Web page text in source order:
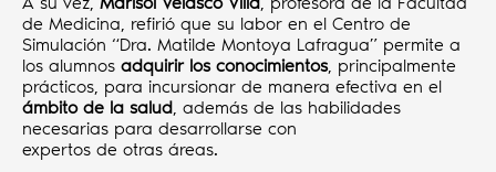
de Medicina, refirió que su labor en el Centro de
Simulación “Dra. Matilde Montoya Lafragua” permite a
los alumnos adquirir los conocimientos, principalmente
prácticos, para incursionar de manera efectiva en el
ámbito de la salud, además de las habilidades
necesarias para desarrollarse con
expertos de otras áreas.